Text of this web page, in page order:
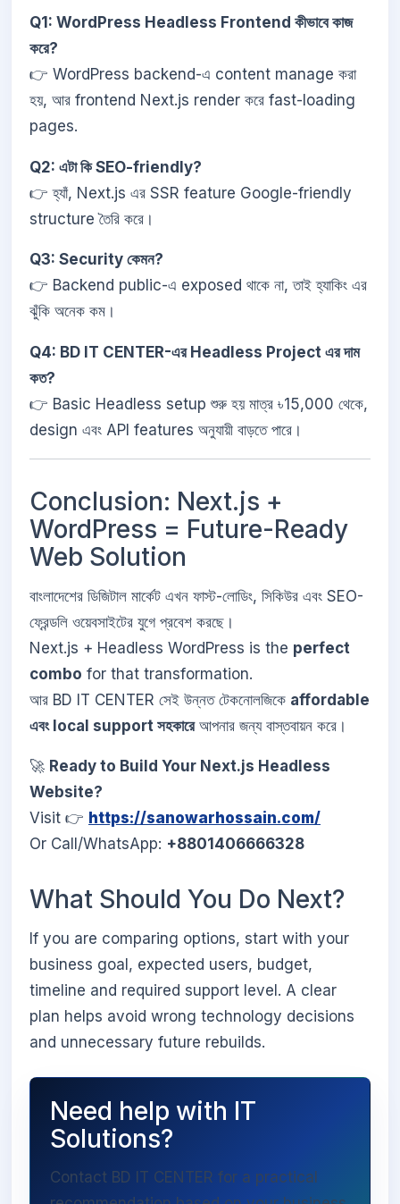
Q1: WordPress Headless Frontend কীভাবে কাজ
করে?
👉 WordPress backend-এ content manage করা
হয়, আর frontend Next.js render করে fast-loading
pages.
Q2: এটা কি SEO-friendly?
👉 হ্যাঁ, Next.js এর SSR feature Google-friendly
structure তৈরি করে।
Q3: Security কেমন?
👉 Backend public-এ exposed থাকে না, তাই হ্যাকিং এর
ঝুঁকি অনেক কম।
Q4: BD IT CENTER-এর Headless Project এর দাম
কত?
👉 Basic Headless setup শুরু হয় মাত্র ৳15,000 থেকে,
design এবং API features অনুযায়ী বাড়তে পারে।
Conclusion: Next.js +
WordPress = Future-Ready
Web Solution
বাংলাদেশের ডিজিটাল মার্কেট এখন ফাস্ট-লোডিং, সিকিউর এবং SEO-
ফ্রেন্ডলি ওয়েবসাইটের যুগে প্রবেশ করছে।
Next.js + Headless WordPress is the perfect
combo for that transformation.
আর BD IT CENTER সেই উন্নত টেকনোলজিকে affordable
এবং local support সহকারেআপনার জন্য বাস্তবায়ন করে।
🚀 Ready to Build Your Next.js Headless
Website?
Visit 👉 https://sanowarhossain.com/
Or Call/WhatsApp: +8801406666328
What Should You Do Next?
If you are comparing options, start with your
business goal, expected users, budget,
timeline and required support level. A clear
plan helps avoid wrong technology decisions
and unnecessary future rebuilds.
Need help with IT
Solutions?
Contact BD IT CENTER for a practical